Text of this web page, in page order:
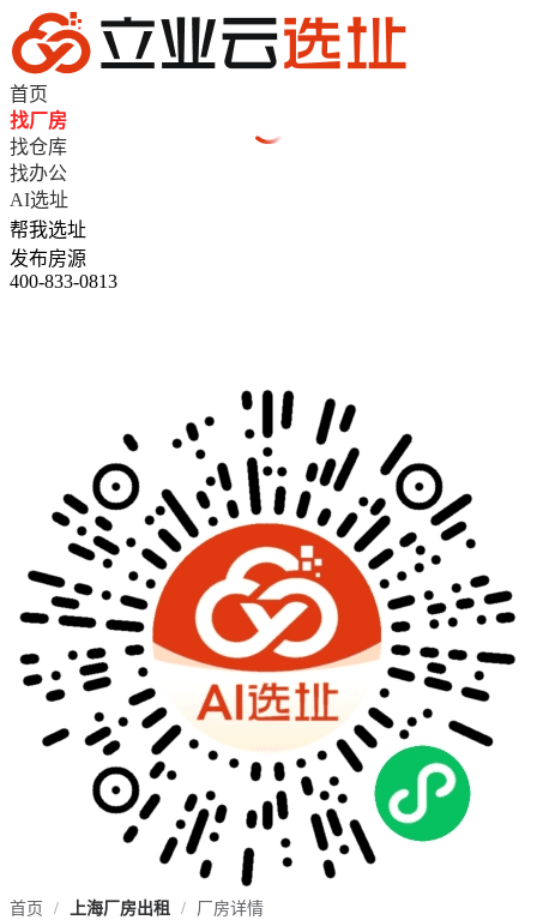
首页
找厂房
找仓库
找办公
AI选址
帮我选址
发布房源
400-833-0813
首页 / 上海厂房出租 / 厂房详情